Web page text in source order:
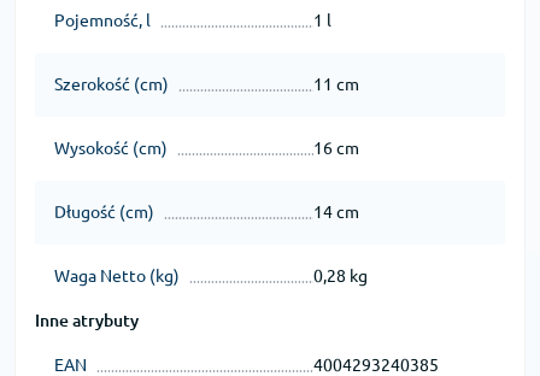
Pojemność, l 1 l
Szerokość (cm) 11 cm
Wysokość (cm) 16 cm
Długość (cm) 14 cm
Waga Netto (kg) 0,28 kg
Inne atrybuty
EAN 4004293240385